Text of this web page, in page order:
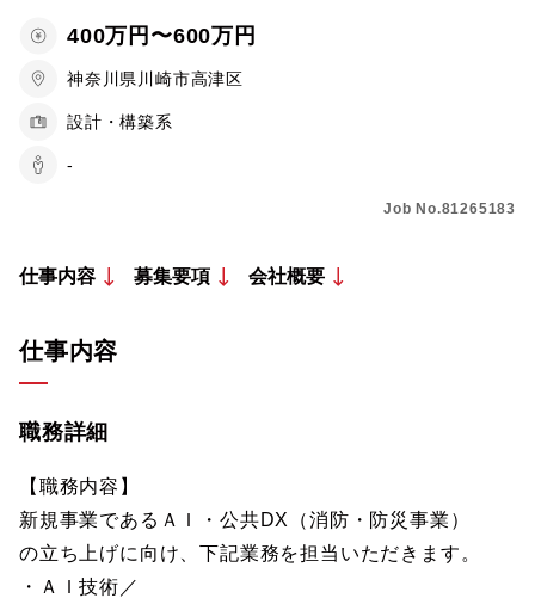
400万円〜600万円
神奈川県川崎市高津区
設計・構築系
-
Job No.81265183
仕事内容 募集要項 会社概要
仕事内容
職務詳細
【職務内容】
新規事業であるＡＩ・公共DX（消防・防災事業）
の立ち上げに向け、下記業務を担当いただきます。
・ＡＩ技術／